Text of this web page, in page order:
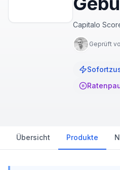
Capitalo
Geprüft
Übersicht Produkte